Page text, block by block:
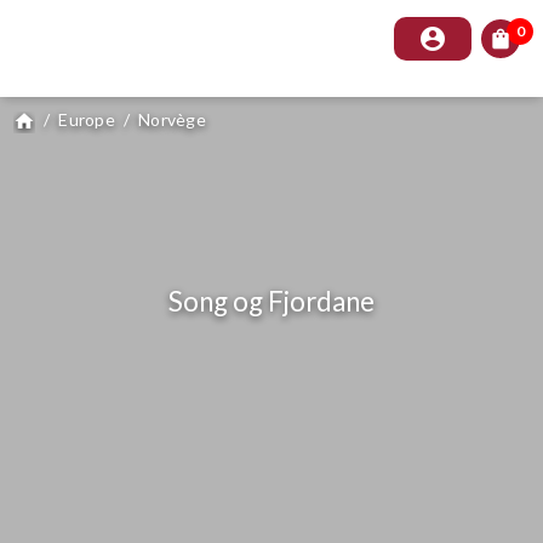
account_circle shopping_bag 0
home / Europe / Norvège
Song og Fjordane